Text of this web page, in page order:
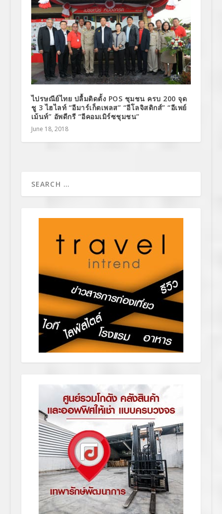
ไปรษณีย์ไทย ปลื้มติดตั้ง POS ชุมชน ครบ 200 จุด
ชู 3 ไฮไลท์ “อีมาร์เก็ตเพลส” “อีโลจิสติกส์” “อีเพย์
เม้นท์” อัพดีกรี “อีคอมเมิร์ซชุมชน”
June 18, 2018